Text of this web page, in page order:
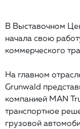
В Выставочном
начала свою
коммерческого
На главном
Grunwald
компанией MAN
транспортное
грузовой